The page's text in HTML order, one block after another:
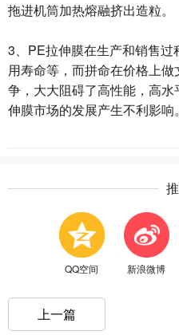
拖进机筒加热熔融挤出造粒。
3、PE拉伸膜在生产和销售
用寿命等，而拼命在价格上
争，大大阻碍了高性能，高
伸膜市场的发展产生不利影响。
QQ空间 新浪微博
上一篇